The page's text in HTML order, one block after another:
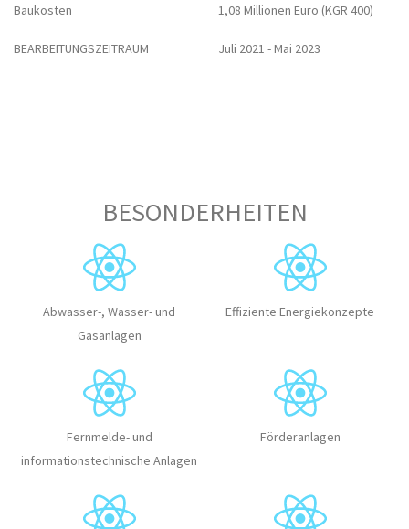
Baukosten
1,08 Millionen Euro (KGR 400)
BEARBEITUNGSZEITRAUM Juli 2021 - Mai 2023
BESONDERHEITEN
Abwasser-, Wasser- und
Gasanlagen
Effiziente Energiekonzepte
Fernmelde- und
informationstechnische Anlagen
Förderanlagen